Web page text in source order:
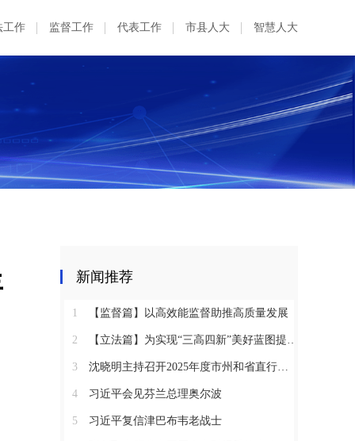
工作 监督工作 代表工作 市县人大 智慧人大
新闻推荐
1 【监督篇】以高效能监督助推高质量发展
2 【立法篇】为实现“三高四新”美好蓝图提供坚实法治保障
3 沈晓明主持召开2025年度市州和省直行业系统党（工）委书记抓基层党建工作述职评议会议
4 习近平会见芬兰总理奥尔波
5 习近平复信津巴布韦老战士